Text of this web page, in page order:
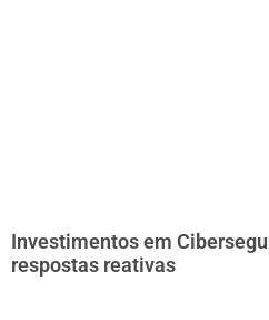
Investimentos em
respostas reativas